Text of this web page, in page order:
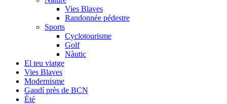
Vies Blaves
Randonnée pédestre
Sports
Cyclotourisme
Golf
Nàutic
El teu viatge
Vies Blaves
Modernisme
Gaudí près de BCN
Été